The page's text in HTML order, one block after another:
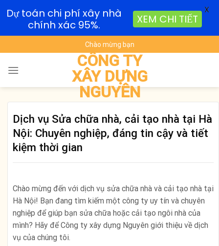
to
content
Chào mừng bạn
CÔNG TY
XÂY DỰNG
NGUYÊN
Dịch vụ Sửa chữa nhà, cải tạo nhà tại Hà
Nội: Chuyên nghiệp, đáng tin cậy và tiết
kiệm thời gian
Chào mừng đến với dịch vụ sửa chữa nhà và cải tạo nhà tại
Hà Nội! Bạn đang tìm kiếm một công ty uy tín và chuyên
nghiệp để giúp bạn sửa chữa hoặc cải tạo ngôi nhà của
mình? Hãy để Công ty xây dựng Nguyên giới thiệu về dịch
vụ của chúng tôi.
Dự toán chi phí xây nhà
chính xác 95%.
XEM CHI TIẾT
X